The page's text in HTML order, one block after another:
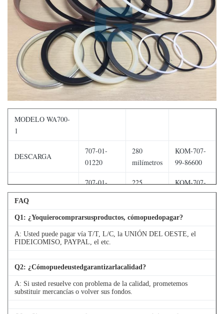
MODELO WA700-
1
DESCARGA
707-01-
01220
280
milímetros
KOM-707-
99-86600
ELEVACIÓN
707-01-
01020
225
milímetros
KOM-707-
99-77600
DIRECCIÓN
707-01-
130
KOM-707-
MODELO WA700-
DESCARGA
01220
milímetros
99-86600
FAQ
Q1: ¿Yoquierocomprarsusproductos, cómopuedopagar?
A: Usted puede pagar vía T/T, L/C, la UNIÓN DEL OESTE, el
FIDEICOMISO, PAYPAL, el etc.
Q2: ¿Cómopuedeustedgarantizarlacalidad?
A: Si usted resuelve con problema de la calidad, prometemos
substituir mercancías o volver sus fondos.